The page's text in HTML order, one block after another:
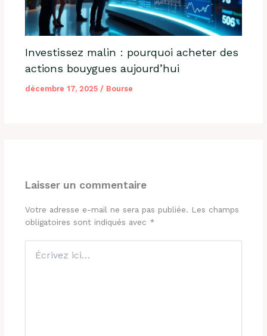
Investissez malin : pourquoi acheter des
actions bouygues aujourd’hui
décembre 17, 2025 / Bourse
Laisser un commentaire
Votre adresse e-mail ne sera pas publiée. Les champs
obligatoires sont indiqués avec *
ici…